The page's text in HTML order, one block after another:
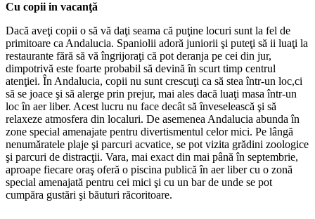
Cu copii in vacanţă
Dacă aveţi copii o să vă daţi seama că puţine locuri sunt la fel de
primitoare ca Andalucia. Spaniolii adoră juniorii şi puteţi să ii luaţi la
restaurante fără să vă îngrijoraţi că pot deranja pe cei din jur,
dimpotrivă este foarte probabil să devină în scurt timp centrul
atenţiei. În Andalucia, copii nu sunt crescuţi ca să stea într-un loc,ci
să se joace şi să alerge prin prejur, mai ales dacă luaţi masa într-un
loc în aer liber. Acest lucru nu face decât să înveselească şi să
relaxeze atmosfera din localuri. De asemenea Andalucia abunda în
zone special amenajate pentru divertismentul celor mici. Pe lângă
nenumăratele plaje şi parcuri acvatice, se pot vizita grădini zoologice
şi parcuri de distracţii. Vara, mai exact din mai până în septembrie,
aproape fiecare oraş oferă o piscina publică în aer liber cu o zonă
special amenajată pentru cei mici şi cu un bar de unde se pot
cumpăra gustări şi băuturi răcoritoare.